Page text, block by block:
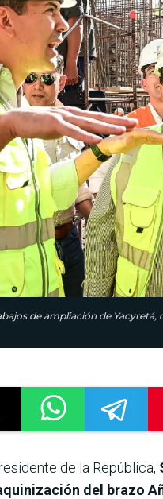
de ampliación de
de la República,
del brazo